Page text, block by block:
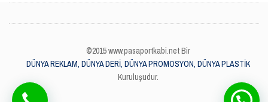
©2015 www.pasaportkabi.net Bir
DÜNYA REKLAM, DÜNYA DERİ, DÜNYA PROMOSYON, DÜNYA PLASTİK
Kuruluşudur.